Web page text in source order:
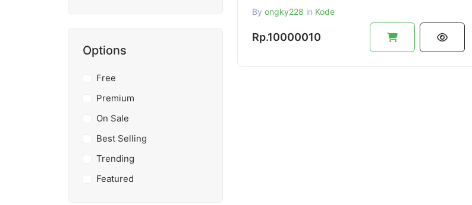
Options
Free
Premium
On Sale
Best Selling
Trending
Featured
By ongky228 in Kode
Rp.10000010